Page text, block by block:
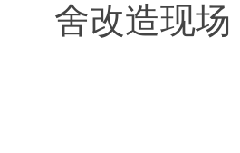
舍改造现